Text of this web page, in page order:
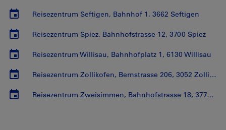
Reisezentrum Seftigen, Bahnhof 1, 3662 Seftigen
Reisezentrum Spiez, Bahnhofstrasse 12, 3700 Spiez
Reisezentrum Willisau, Bahnhofplatz 1, 6130 Willisau
Reisezentrum Zollikofen, Bernstrasse 206, 3052 Zollikofen
Reisezentrum Zweisimmen, Bahnhofstrasse 18, 3770 Zweisimmen